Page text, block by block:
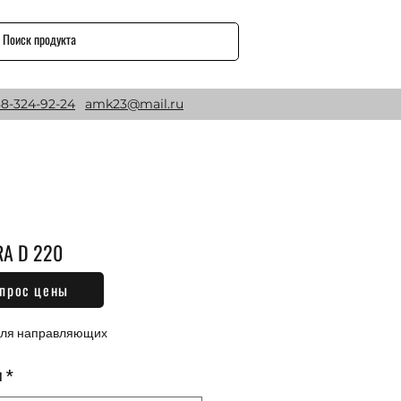
324-92-24 amk23@mail.ru
D 220
Цена
направляющих
*
цены